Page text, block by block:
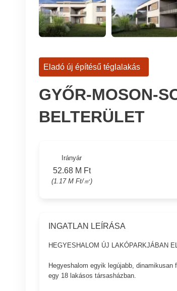
Eladó új építésű téglalakás
GYŐR-MOSON-
BELTERÜLET
Irányár
52.68 M Ft
(1.17 M Ft/㎡)
INGATLAN LEÍRÁSA
HEGYESHALOM ÚJ LAKÓPARKJÁBAN
Hegyeshalom egyik legújabb,
egy 18 lakásos társasházban.